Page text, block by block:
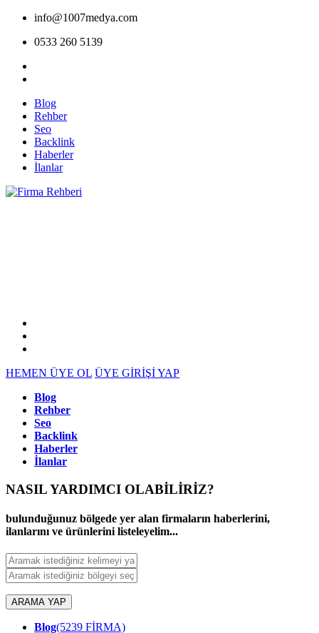
info@1007medya.com
0533 260 5139
Blog
Rehber
Seo
Backlink
Haberler
İlanlar
HEMEN ÜYE OL ÜYE GİRİŞİ YAP
Blog
Rehber
Seo
Backlink
Haberler
İlanlar
NASIL YARDIMCI OLABİLİRİZ?
bulunduğunuz bölgede yer alan firmaların haberlerini,
ilanlarını ve ürünlerini listeleyelim...
ARAMA YAP
Blog(5239 FİRMA)